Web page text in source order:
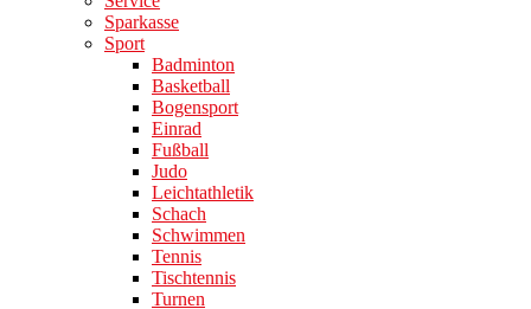
Sparkasse
Sport
Badminton
Basketball
Bogensport
Einrad
Fußball
Judo
Leichtathletik
Schach
Schwimmen
Tennis
Tischtennis
Turnen